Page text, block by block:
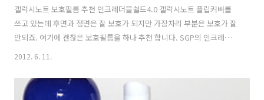
갤럭시노트 보호필름 추천 인크레더블쉴드4.0 갤럭시노트 플립커버를
쓰고 있는데 후면과 정면은 잘 보호가 되지만 가장자리 부분은 보호가 잘
안되죠. 여기에 괜찮은 보호필름을 하나 추천 합니다. SGP의 인크레더
니다. 참고로 S펜 부분과 DMB 안테나 부분까지도 보호필름을 제공 합니
다. 보호필름은 상당히 투명해서 좋네요. 지문방지용, 클리어타입등 여
2012. 6. 11.